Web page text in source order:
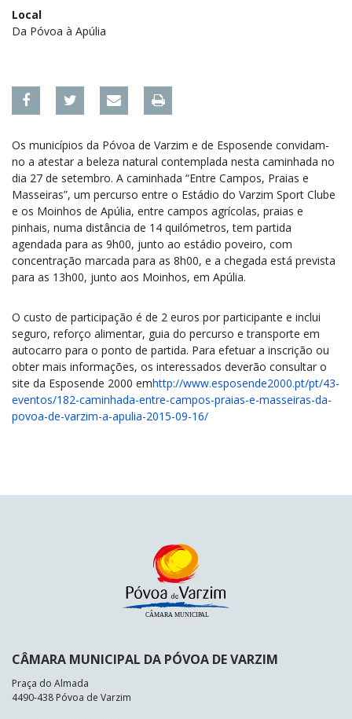
Local
Da Póvoa à Apúlia
Os municípios da Póvoa de Varzim e de Esposende convidam-
no a atestar a beleza natural contemplada nesta caminhada no
dia 27 de setembro. A caminhada “Entre Campos, Praias e
Masseiras”, um percurso entre o Estádio do Varzim Sport Clube
e os Moinhos de Apúlia, entre campos agrícolas, praias e
pinhais, numa distância de 14 quilómetros, tem partida
agendada para as 9h00, junto ao estádio poveiro, com
concentração marcada para as 8h00, e a chegada está prevista
para as 13h00, junto aos Moinhos, em Apúlia.
O custo de participação é de 2 euros por participante e inclui
seguro, reforço alimentar, guia do percurso e transporte em
autocarro para o ponto de partida. Para efetuar a inscrição ou
obter mais informações, os interessados deverão consultar o
site da Esposende 2000 emhttp://www.esposende2000.pt/pt/43-
eventos/182-caminhada-entre-campos-praias-e-masseiras-da-
povoa-de-varzim-a-apulia-2015-09-16/
CÂMARA MUNICIPAL DA PÓVOA DE VARZIM
Praça do Almada
4490-438 Póvoa de Varzim